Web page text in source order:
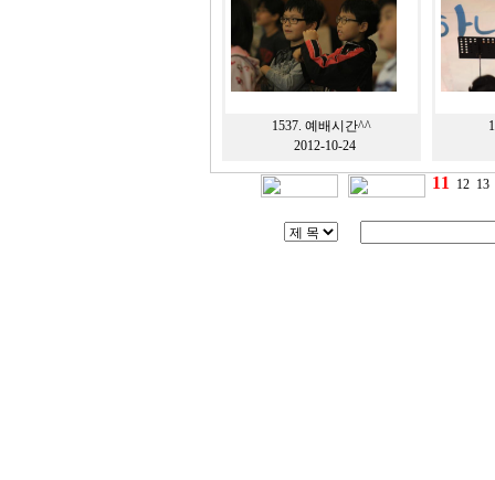
1537. 예배시간^^
2012-10-24
11 12 13